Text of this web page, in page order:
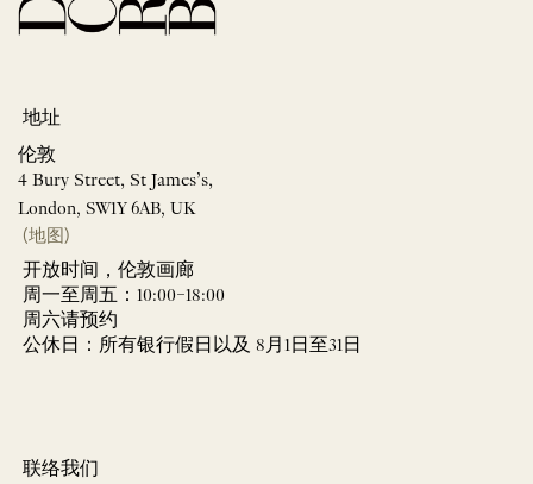
地址
伦敦
4 Bury Street, St James’s,
London, SW1Y 6AB, UK
(地图)
开放时间，伦敦画廊
周一至周五：10:00–18:00
周六请预约
公休日：所有银行假日以及 8月1日至31日
联络我们